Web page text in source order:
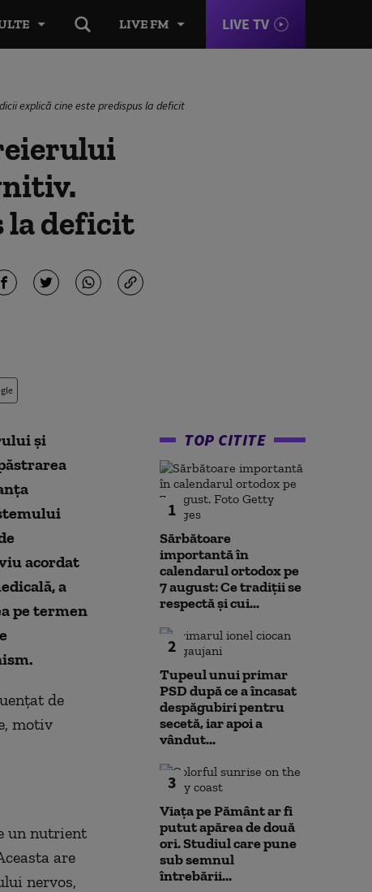
LIVE FM LIVE TV
explică cine este predispus la deficit
la deficit
și
acordat
a
pe termen
de
motiv
un nutrient
are
nervos,
TOP CITITE
1
Sărbătoare
importantă în
calendarul ortodox pe
7 august: Ce tradiții se
respectă și cui...
2
Tupeul unui primar
PSD după ce a încasat
despăgubiri pentru
secetă, iar apoi a
vândut...
3
Viața pe Pământ ar fi
putut apărea de două
ori. Studiul care pune
sub semnul
întrebării...